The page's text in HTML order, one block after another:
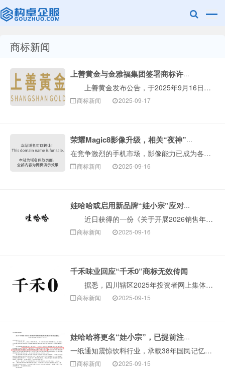
产权有限公司
商标新闻
上善黄金与金雅福集团签署商标许可协议
上善黄金发布公告，于2025年9月16日，深圳金雅福控股集团有限公司(金雅福集团)作为许可方已与本公司全资附属公司香港上善科技发展有限公司(上善科···
商标新闻 2025-09-17
荣耀Magic8影像升级，相关“夜神”商标已布局！
在竞争激烈的手机市场，影像能力已成为各大品牌角逐的焦点。近期，荣耀终端股份有限公司（简称荣耀）的CEO官宣预热了Magic8系列新机，并透露了“两亿长···
商标新闻 2025-09-16
娃哈哈或启用新品牌“娃小宗”应对商标风险
近日获得的一份《关于开展2026销售年度经销商沟通工作的通知》显示，自娃哈哈集团创始人离世后，公司正努力推进解决历史遗留问题。为维护“娃哈哈”品牌···
商标新闻 2025-09-16
千禾味业回应“千禾0”商标无效传闻
据悉，四川辖区2025年投资者网上集体接待日及半年报业绩说明会在线上举行。千禾味业相关负责人在回应投资者提问时表示，有关“千禾0”商标被宣告无效的···
商标新闻 2025-09-15
娃哈哈将更名“娃小宗”，已提前注册商标！
一纸通知震惊饮料行业，承载38年国民记忆的“娃哈哈”品牌可能即将告别舞台。9月12日，娃哈哈集团旗下杭州娃哈哈宏辉食品饮料有限···
商标新闻 2025-09-15